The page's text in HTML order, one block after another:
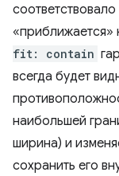
«приближается»
fit: contain
всегда будет
наибольшей
ширина) и
сохранить его